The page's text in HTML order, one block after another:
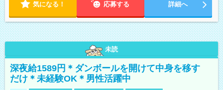
気になる！ 応募する 詳細へ
未読
深夜給1589円＊ダンボールを開けて中身を移す
だけ＊未経験OK＊男性活躍中